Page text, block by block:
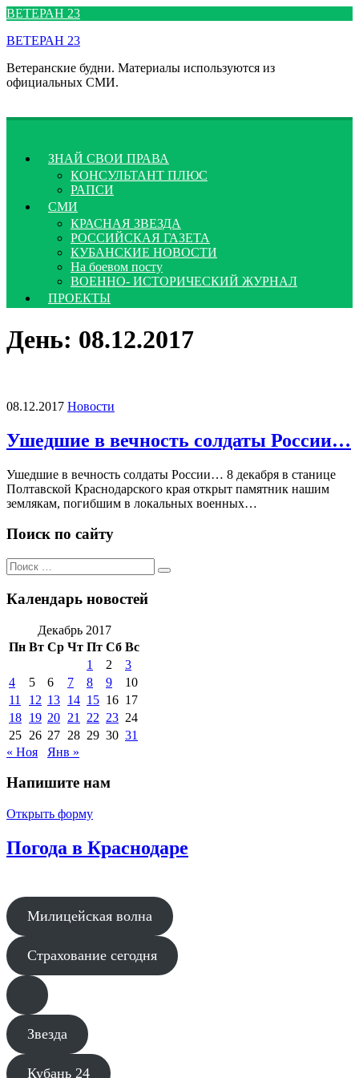
Перейти
содержимому
ВЕТЕРАН 23
ВЕТЕРАН 23
Ветеранские будни. Материалы используются из
официальных СМИ.
ЗНАЙ СВОИ ПРАВА
КОНСУЛЬТАНТ ПЛЮС
РАПСИ
СМИ
КРАСНАЯ ЗВЕЗДА
РОССИЙСКАЯ ГАЗЕТА
КУБАНСКИЕ НОВОСТИ
На боевом посту
ВОЕННО- ИСТОРИЧЕСКИЙ ЖУРНАЛ
ПРОЕКТЫ
День: 08.12.2017
08.12.2017 Новости
Ушедшие в вечность солдаты России…
Ушедшие в вечность солдаты России… 8 декабря в станице
Полтавской Краснодарского края открыт памятник нашим
землякам, погибшим в локальных военных…
Поиск по сайту
Поиск
по:
Поиск
Календарь новостей
Декабрь 2017
Пн Вт Ср Чт Пт Сб Вс
1
2
3
4
5 6 7 8 9
10
11
12 13 14 15 16 17
18 19 20 21 22 23 24
25 26 27 28 29 30 31
« Ноя
Янв »
Напишите нам
Открыть форму
Погода в Краснодаре
Милицейская волна
Страхование сегодня
Звезда
Кубань 24